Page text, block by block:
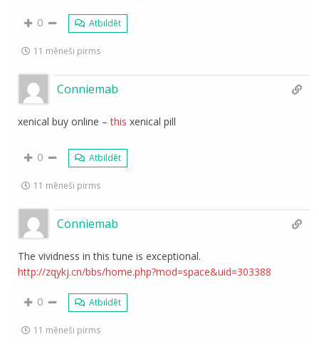
0 Atbildēt
11 mēneši pirms
Conniemab
xenical buy online –this xenical pill
0 Atbildēt
11 mēneši pirms
Conniemab
The vividness in this tune is exceptional.
http://zqykj.cn/bbs/home.php?mod=space&uid=303388
0 Atbildēt
11 mēneši pirms